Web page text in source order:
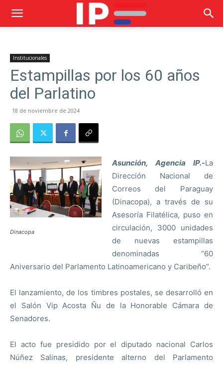
Institucionales
Estampillas por los 60 años
del Parlatino
18 de noviembre de 2024
Dinacopa
Asunción, Agencia IP.-La
Dirección Nacional de
Correos del Paraguay
(Dinacopa), a través de su
Asesoría Filatélica, puso en
circulación, 3000 unidades
de nuevas estampillas
denominadas “60
Aniversario del Parlamento Latinoamericano y Caribeño”.
El lanzamiento, de los timbres postales, se desarrolló en
el Salón Vip Acosta Ñu de la Honorable Cámara de
Senadores.
El acto fue presidido por el diputado nacional Carlos
Núñez Salinas, presidente alterno del Parlamento